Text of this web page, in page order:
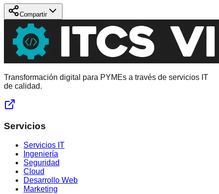
Compartir
Transformación digital para PYMEs a través de servicios IT
de calidad.
Servicios
Servicios IT
Ingeniería
Seguridad
Cloud
Desarrollo Web
Marketing